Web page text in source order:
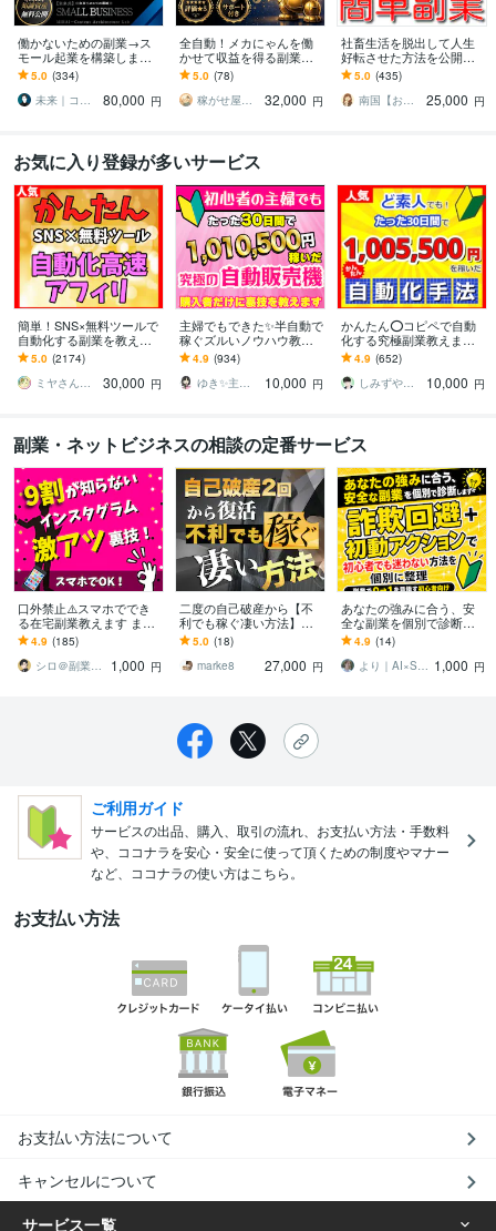
働かないための副業→ス
モール起業を構築します
初心者から個別伴走｜長
期で回るビジネスづくり
と実務AIスキル
5.0 (334)
未来｜コンテンツ起業ラボ
80,000 円
全自動！メカにゃんを働
かせて収益を得る副業教
えます スマホ１台｜超初
心者向け｜放置型副業｜
自動コンテンツ販売
5.0 (78)
稼がせ屋まさる｜プロマーケター｜２冠達成
32,000 円
社畜生活を脱出して人生
好転させた方法を公開し
ます ツールで自動化→底
辺人生から解放されて理
想の生活♪
5.0 (435)
南国【おうち副業で月収100万】
25,000 円
お気に入り登録が多いサービス
簡単！SNS×無料ツールで
自動化する副業を教えま
す 【マンツーマンサポー
ト】3ステップ作業！仕組
みを増産で加速化
5.0 (2174)
ミヤさん【ネットで月収450万円達成】
30,000 円
主婦でもできた✨半自動で
稼ぐズルいノウハウ教え
ます 3ステップで作成可
能！ほぼ放置で稼ぐ前代
未聞のおすすめ副業！
4.9 (934)
ゆき✨主婦でも月収100万円✨
10,000 円
かんたん⭕️コピペで自動
化する究極副業教えます
超ずるい⚠️スキル経験ゼ
ロでもできる新世代の手
法【超入門編】
4.9 (652)
しみずや＠自動化月収100万円
10,000 円
副業・ネットビジネスの相談の定番サービス
口外禁止⚠️スマホででき
る在宅副業教えます まさ
にブルーオーシャン✨9割
が知らない『インスタ裏
ノウハウ』
4.9 (185)
シロ＠副業月収180万円
1,000 円
二度の自己破産から【不
利でも稼ぐ凄い方法】教
えます ■■【8月限定｜大
特価対象】35,000円→27,
000円
5.0 (18)
marke8
27,000 円
あなたの強みに合う、安
全な副業を個別で診断し
ます 詐欺回避＋初動アク
ションで初心者でも迷わ
ない方法を個別に整理
4.9 (14)
より｜AI×SNSで会社員副業の実践支援 1,000 円
ご利用ガイド
サービスの出品、購入、取引の流れ、お支払い方法・手数料
や、ココナラを安心・安全に使って頂くための制度やマナー
など、ココナラの使い方はこちら。
お支払い方法
お支払い方法について
キャンセルについて